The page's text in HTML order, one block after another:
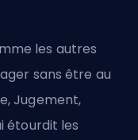
les autres
sans être au
Jugement,
étourdit les